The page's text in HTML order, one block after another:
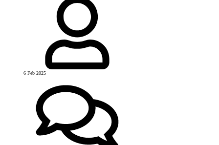
6 Feb 2025